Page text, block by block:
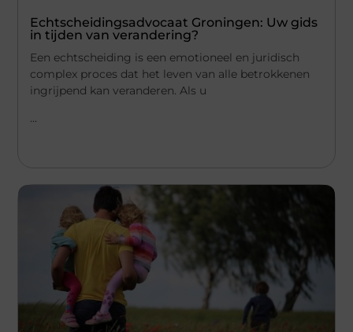
Echtscheidingsadvocaat Groningen: Uw gids
in tijden van verandering?
Een echtscheiding is een emotioneel en juridisch
complex proces dat het leven van alle betrokkenen
ingrijpend kan veranderen. Als u
...